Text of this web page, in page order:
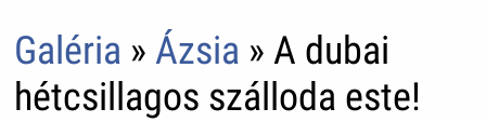
Galéria » Ázsia » A dubai
hétcsillagos szálloda este!